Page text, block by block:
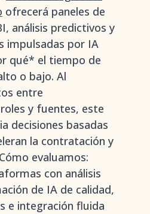
ofrecerá paneles de
análisis predictivos y
impulsadas por IA
qué* el tiempo de
o bajo. Al
entre
y fuentes, este
decisiones basadas
la contratación y
evaluamos:
con análisis
de IA de calidad,
e integración fluida